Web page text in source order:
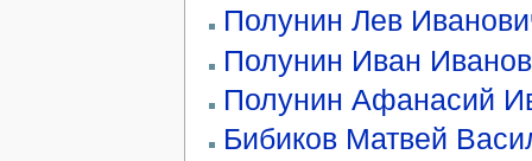
Полунин Лев
Полунин Иван
Полунин Афанасий
Бибиков Матвей